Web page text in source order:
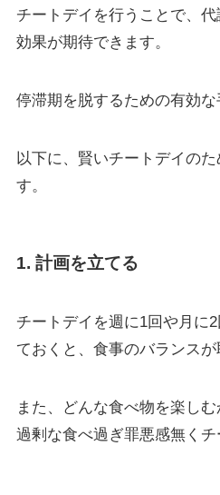
チートデイを行うことで、
効果が期待できます。
停滞期を脱するための有効な
以下に、賢いチートデイの
す。
1. 計画を立てる
チートデイを週に1回や月に
ておくと、食事のバランスが
また、どんな食べ物を楽しむ
過剰な食べ過ぎ罪悪感無くチ